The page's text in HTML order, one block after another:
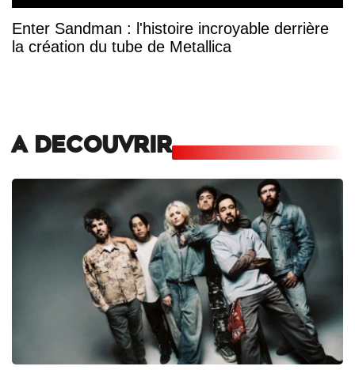
Enter Sandman : l'histoire incroyable derrière
la création du tube de Metallica
A DECOUVRIR